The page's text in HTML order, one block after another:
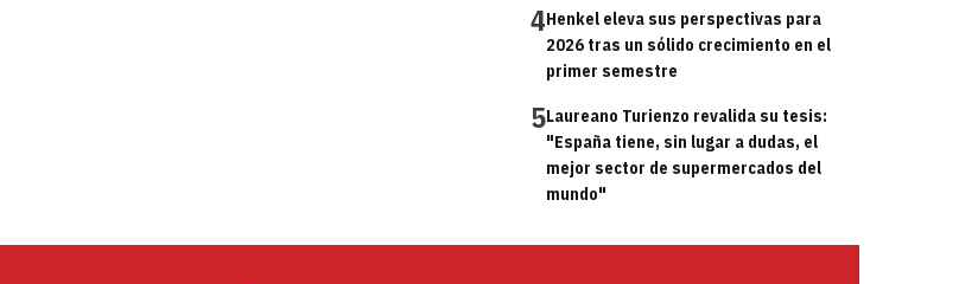
4Henkel eleva sus perspectivas para
2026 tras un sólido crecimiento en el
primer semestre
5Laureano Turienzo revalida su tesis:
"España tiene, sin lugar a dudas, el
mejor sector de supermercados del
mundo"